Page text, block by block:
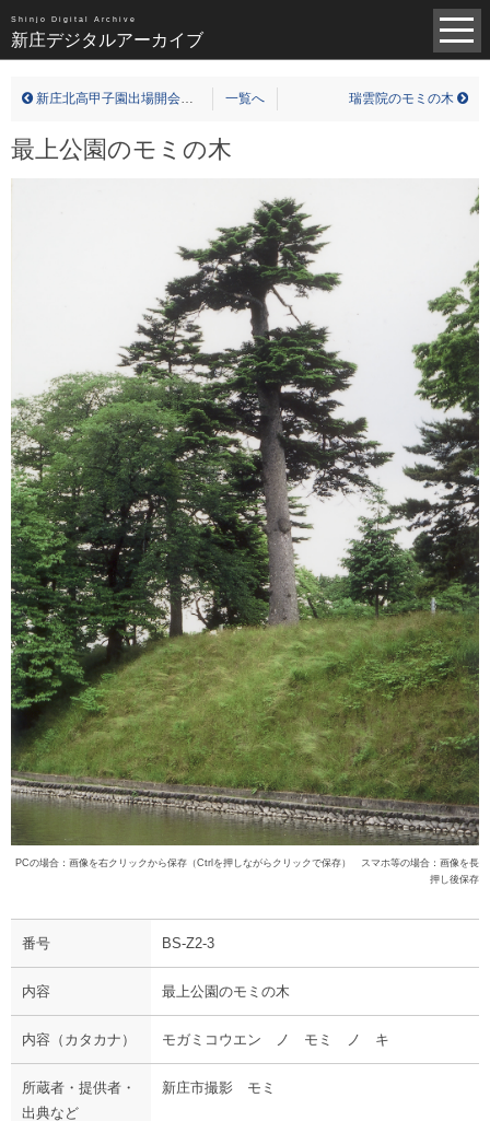
Shinjo Digital Archive
新庄デジタルアーカイブ
近世（14） 近代（19）
タグ全一覧
新庄デジタルアーカイブについて
新庄北高甲子園出場開会式（昭和34年） 一覧へ 瑞雲院のモミの木
最上公園のモミの木
PCの場合：画像を右クリックから保存（Ctrlを押しながらクリックで保存） スマホ等の場合：画像を長
押し後保存
番号 BS-Z2-3
内容 最上公園のモミの木
内容（カタカナ） モガミコウエン ノ モミ ノ キ
所蔵者・提供者・
出典など
新庄市撮影 モミ